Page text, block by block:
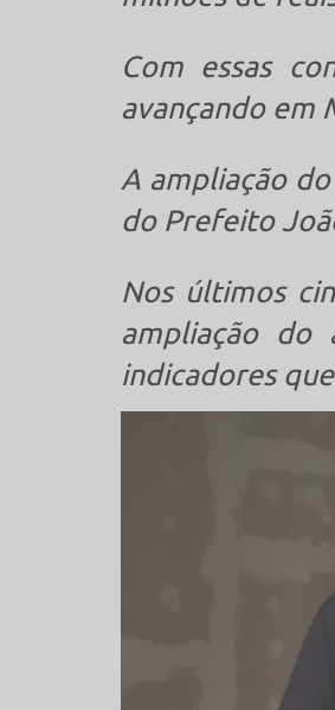
Com essas
avançando em
A ampliação
do Prefeito
Nos últimos
ampliação do
indicadores